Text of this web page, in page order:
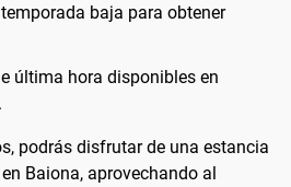
baja para obtener
última hora disponibles en
podrás disfrutar de una estancia
Baiona, aprovechando al